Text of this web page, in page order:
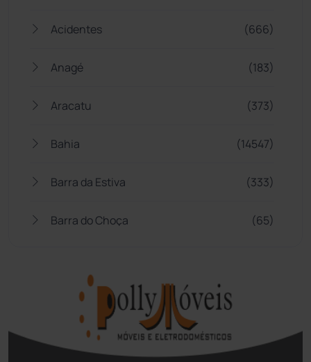
Acidentes (666)
Anagé (183)
Aracatu (373)
Bahia (14547)
Barra da Estiva (333)
Barra do Choça (65)
Bom Jesus da Lapa
Boquira